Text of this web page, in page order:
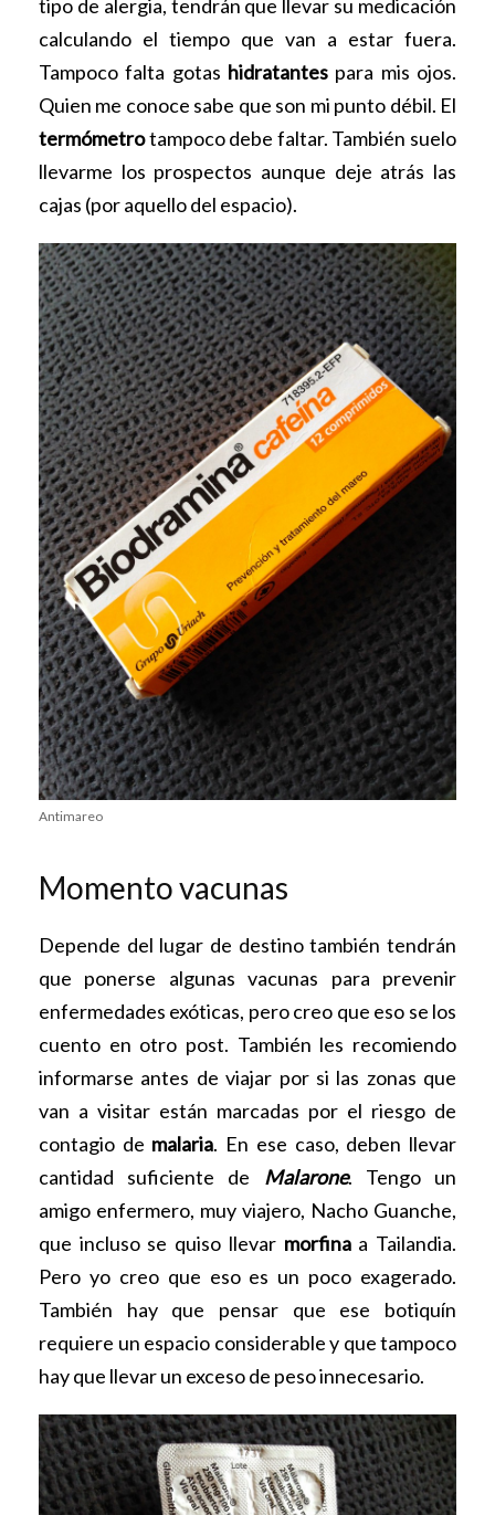
tipo de alergia, tendrán que llevar su medicación
calculando el tiempo que van a estar fuera.
Tampoco falta gotas hidratantes para mis ojos.
Quien me conoce sabe que son mi punto débil. El
termómetrotampoco debe faltar. También suelo
llevarme los prospectos aunque deje atrás las
cajas (por aquello del espacio).
Antimareo
Momento vacunas
Depende del lugar de destino también tendrán
que ponerse algunas vacunas para prevenir
enfermedades exóticas, pero creo que eso se los
cuento en otro post. También les recomiendo
informarse antes de viajar por si las zonas que
van a visitar están marcadas por el riesgo de
contagio de malaria. En ese caso, deben llevar
cantidad suficiente de Malarone. Tengo un
amigo enfermero, muy viajero, Nacho Guanche,
que incluso se quiso llevar morfina a Tailandia.
Pero yo creo que eso es un poco exagerado.
También hay que pensar que ese botiquín
requiere un espacio considerable y que tampoco
hay que llevar un exceso de peso innecesario.